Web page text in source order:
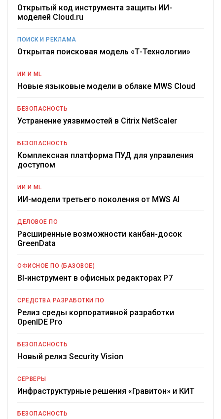
Открытый код инструмента защиты ИИ-
моделей Cloud.ru
ПОИСК И РЕКЛАМА
Открытая поисковая модель «Т-Технологии»
ИИ И ML
Новые языковые модели в облаке MWS Cloud
БЕЗОПАСНОСТЬ
Устранение уязвимостей в Citrix NetScaler
БЕЗОПАСНОСТЬ
Комплексная платформа ПУД для управления
доступом
ИИ И ML
ИИ-модели третьего поколения от MWS AI
ДЕЛОВОЕ ПО
Расширенные возможности канбан-досок
GreenData
ОФИСНОЕ ПО (БАЗОВОЕ)
BI-инструмент в офисных редакторах Р7
СРЕДСТВА РАЗРАБОТКИ ПО
Релиз среды корпоративной разработки
OpenIDE Pro
БЕЗОПАСНОСТЬ
Новый релиз Security Vision
СЕРВЕРЫ
Инфраструктурные решения «Гравитон» и КИТ
БЕЗОПАСНОСТЬ